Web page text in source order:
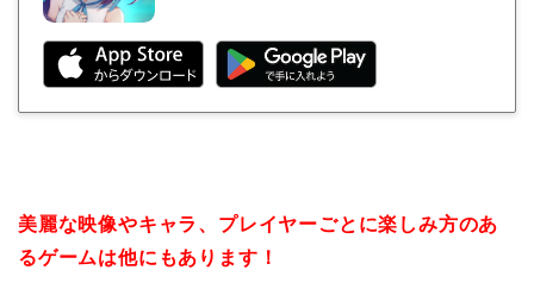
美麗な映像やキャラ、プレイヤーごとに楽しみ方のあ
るゲームは他にもあります！